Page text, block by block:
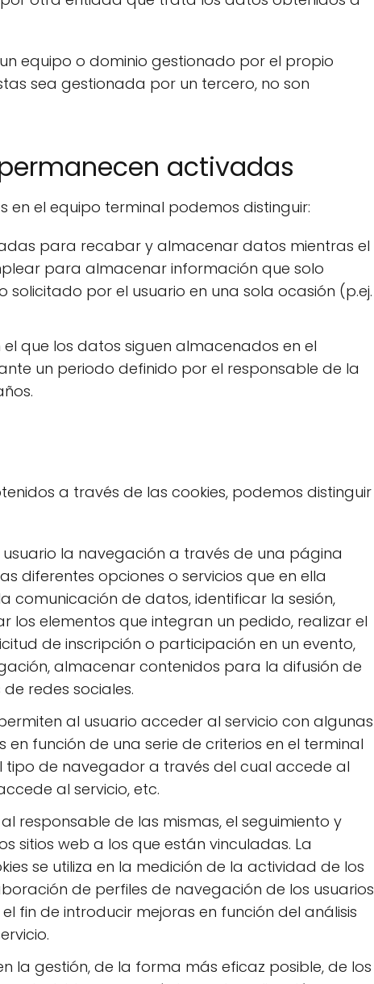
equipo o dominio gestionado por el propio
sea gestionada por un tercero, no son
activadas
el equipo terminal podemos distinguir:
para recabar y almacenar datos mientras el
para almacenar información que solo
por el usuario en una sola ocasión (p.ej.
el que los datos siguen almacenados en el
un periodo definido por el responsable de la
a través de las cookies, podemos distinguir
la navegación a través de una página
diferentes opciones o servicios que en ella
comunicación de datos, identificar la sesión,
elementos que integran un pedido, realizar el
de inscripción o participación en un evento,
almacenar contenidos para la difusión de
redes sociales.
al usuario acceder al servicio con algunas
función de una serie de criterios en el terminal
tipo de navegador a través del cual accede al
al servicio, etc.
responsable de las mismas, el seguimiento y
sitios web a los que están vinculadas. La
se utiliza en la medición de la actividad de los
de perfiles de navegación de los usuarios
fin de introducir mejoras en función del análisis
la gestión, de la forma más eficaz posible, de los